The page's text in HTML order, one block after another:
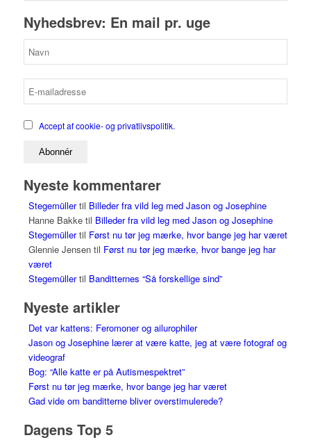
Nyhedsbrev: En mail pr. uge
Accept af cookie- og privatlivspolitik.
Nyeste kommentarer
Stegemüllertil Billeder fra vild leg med Jason og Josephine
Hanne Bakketil Billeder fra vild leg med Jason og Josephine
Stegemüllertil Først nu tør jeg mærke, hvor bange jeg har været
Glennie Jensentil Først nu tør jeg mærke, hvor bange jeg har
været
Stegemüllertil Banditternes “Så forskellige sind”
Nyeste artikler
Det var kattens: Feromoner og ailurophiler
Jason og Josephine lærer at være katte, jeg at være fotograf og
videograf
Bog: “Alle katte er på Autismespektret”
Først nu tør jeg mærke, hvor bange jeg har været
Gad vide om banditterne bliver overstimulerede?
Dagens Top 5